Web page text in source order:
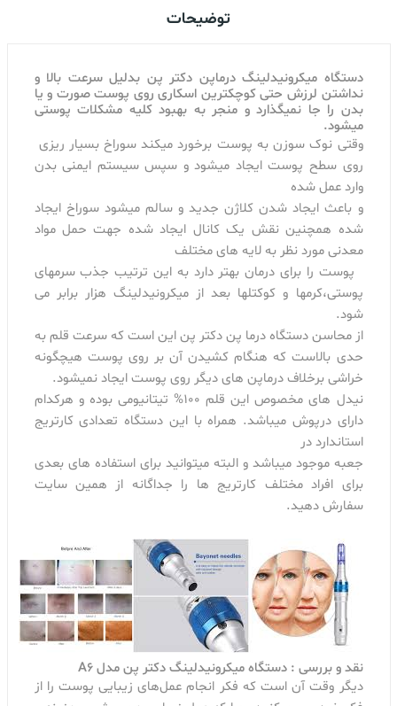
توضیحات
دستگاه میکرونیدلینگ درماپن دکتر پن بدلیل سرعت بالا و
نداشتن لرزش حتی کوچکترین اسکاری روی پوست صورت و یا
بدن را جا نمیگذارد و منجر به بهبود کلیه مشکلات پوستی
میشود.
وقتی نوک سوزن به پوست برخورد میکند سوراخ بسیار ریزی
روی سطح پوست ایجاد میشود و سپس سیستم ایمنی بدن
وارد عمل شده
و باعث ایجاد شدن کلاژن جدید و سالم میشود سوراخ ایجاد
شده همچنین نقش یک کانال ایجاد شده جهت حمل مواد
معدنی مورد نظر به لایه های مختلف
پوست را برای درمان بهتر دارد به این ترتیب جذب سرمهای
پوستی،کرمها و کوکتلها بعد از میکرونیدلینگ هزار برابر می
شود.
از محاسن دستگاه درما پن دکتر پن این است که سرعت قلم به
حدی بالاست که هنگام کشیدن آن بر روی پوست هیچگونه
خراشی برخلاف درماپن های دیگر روی پوست ایجاد نمیشود.
نیدل های مخصوص این قلم 100% تیتانیومی بوده و هرکدام
دارای درپوش میباشد. همراه با این دستگاه تعدادی کارتریج
استاندارد در
جعبه موجود میباشد و البته میتوانید برای استفاده های بعدی
برای افراد مختلف کارتریج ها را جداگانه از همین سایت
سفارش دهید.
نقد و بررسی : دستگاه میکرونیدلینگ دکتر پن مدل A6
دیگر وقت آن است که فکر انجام عمل‌های زیبایی پوست را از